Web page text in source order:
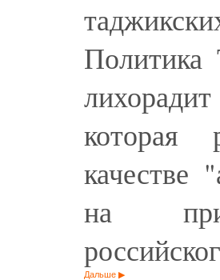
Политика
которая
качестве
на
Дальше